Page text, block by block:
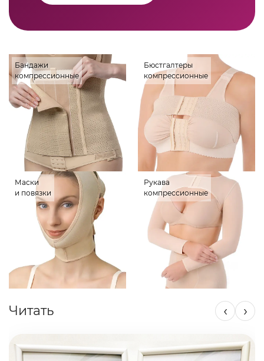
Бандажи
компрессионные
Бюстгалтеры
компрессионные
Маски
и повязки
Рукава
компрессионные
Читать ‹ ›